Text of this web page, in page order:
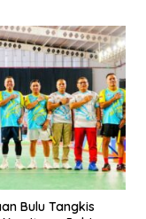
Bulu Tangkis